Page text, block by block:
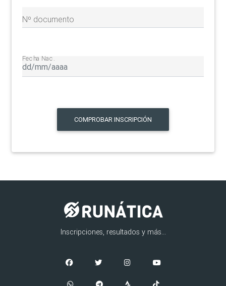
Nº documento
Fecha Nac.
COMPROBAR INSCRIPCIÓN
Inscripciones, resultados y más...